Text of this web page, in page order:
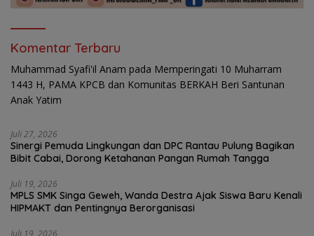
Komentar Terbaru
Muhammad Syafi'il Anam pada Memperingati 10 Muharram
1443 H, PAMA KPCB dan Komunitas BERKAH Beri Santunan
Anak Yatim
Juli 27, 2026
Sinergi Pemuda Lingkungan dan DPC Rantau Pulung Bagikan
Bibit Cabai, Dorong Ketahanan Pangan Rumah Tangga
Juli 19, 2026
MPLS SMK Singa Geweh, Wanda Destra Ajak Siswa Baru Kenali
HIPMAKT dan Pentingnya Berorganisasi